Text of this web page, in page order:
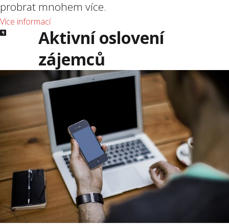
probrat mnohem více.
Více informací
Aktivní oslovení
zájemců